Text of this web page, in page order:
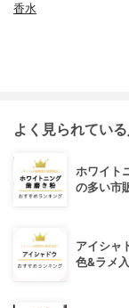
香水
よく見られてい
ホワイト
の多い市
アイシャ
色&ラメ